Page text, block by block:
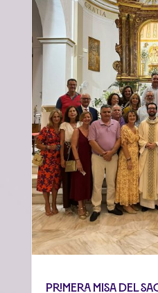
Primera misa del